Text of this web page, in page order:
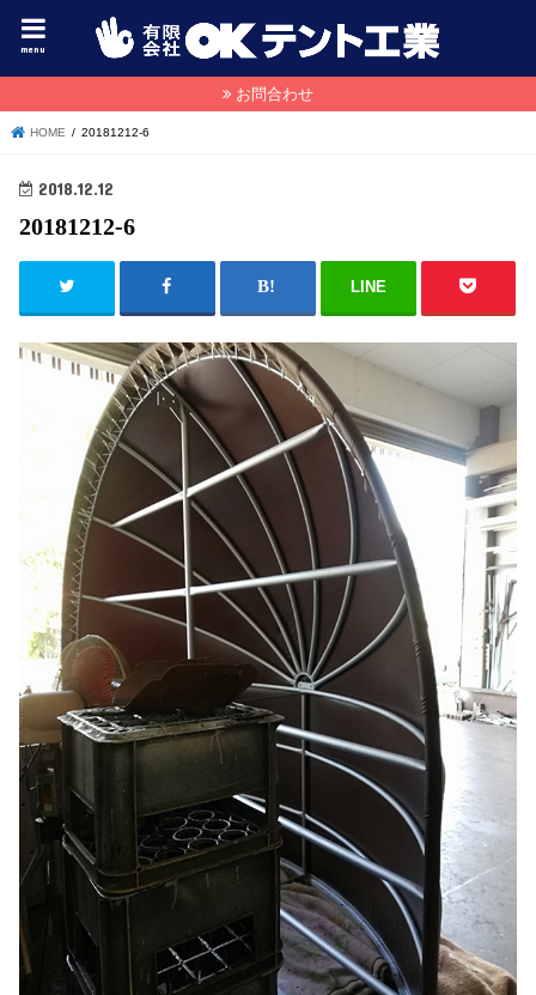
menu
お問合わせ
HOME 20181212-6
2018.12.12
20181212-6
LINE